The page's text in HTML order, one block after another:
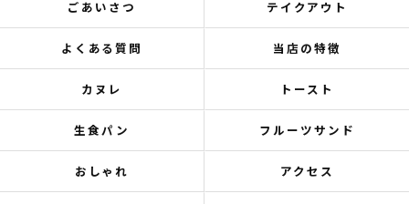
ごあいさつ テイクアウト
よくある質問 当店の特徴
カヌレ トースト
生食パン フルーツサンド
おしゃれ アクセス